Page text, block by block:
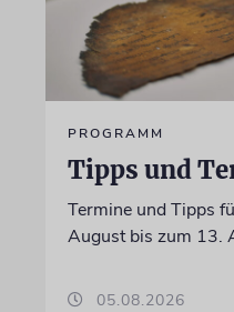
PROGRAMM
Tipps und
Termine und Tipps
August bis zum 13.
05.08.2026